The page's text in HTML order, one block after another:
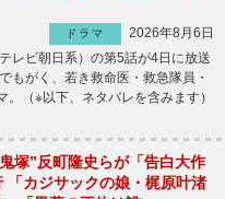
ドラマ
2026年8月6日
レビ朝日系）の第5話が4日に放送
がく、若き救命医・救急隊員・
（※以下、ネタバレを含みます）
鬼塚”反町隆史らが「告白大作
「カジサックの娘・梶原叶渚